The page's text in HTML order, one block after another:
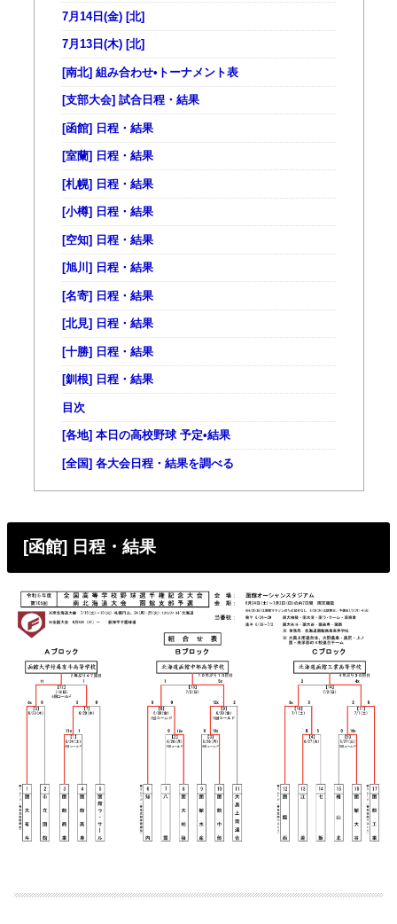
7月14日(金) [北]
7月13日(木) [北]
[南北] 組み合わせ•トーナメント表
[支部大会] 試合日程・結果
[函館] 日程・結果
[室蘭] 日程・結果
[札幌] 日程・結果
[小樽] 日程・結果
[空知] 日程・結果
[旭川] 日程・結果
[名寄] 日程・結果
[北見] 日程・結果
[十勝] 日程・結果
[釧根] 日程・結果
目次
[各地] 本日の高校野球 予定•結果
[全国] 各大会日程・結果を調べる
[函館] 日程・結果